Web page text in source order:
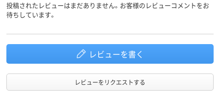
投稿されたレビューはまだありません。お客様のレビューコメントをお
待ちしています。
レビューを書く
レビューをリクエストする